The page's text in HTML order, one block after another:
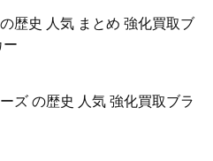
歴史 人気 まとめ 強化買取ブ
ー
ズ の歴史 人気 強化買取ブラ